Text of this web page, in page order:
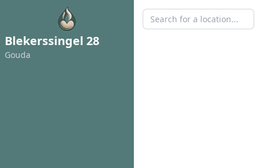
Blekerssingel 28
Gouda